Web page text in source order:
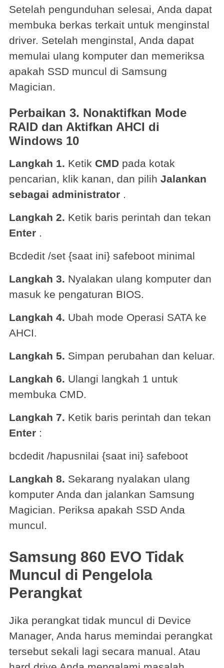
Setelah pengunduhan selesai, Anda dapat
membuka berkas terkait untuk menginstal
driver. Setelah menginstal, Anda dapat
memulai ulang komputer dan memeriksa
apakah SSD muncul di Samsung
Magician.
Perbaikan 3. Nonaktifkan Mode
RAID dan Aktifkan AHCI di
Windows 10
Langkah 1. Ketik CMDpada kotak
pencarian, klik kanan, dan pilih Jalankan
sebagai administrator.
Langkah 2. Ketik baris perintah dan tekan
Enter.
Bcdedit /set {saat ini} safeboot minimal
Langkah 3. Nyalakan ulang komputer dan
masuk ke pengaturan BIOS.
Langkah 4. Ubah mode Operasi SATA ke
AHCI.
Langkah 5. Simpan perubahan dan keluar.
Langkah 6. Ulangi langkah 1 untuk
membuka CMD.
Langkah 7. Ketik baris perintah dan tekan
Enter:
bcdedit /hapusnilai {saat ini} safeboot
Langkah 8. Sekarang nyalakan ulang
komputer Anda dan jalankan Samsung
Magician. Periksa apakah SSD Anda
muncul.
Samsung 860 EVO Tidak
Muncul di Pengelola
Perangkat
Jika perangkat tidak muncul di Device
Manager, Anda harus memindai perangkat
tersebut sekali lagi secara manual. Atau